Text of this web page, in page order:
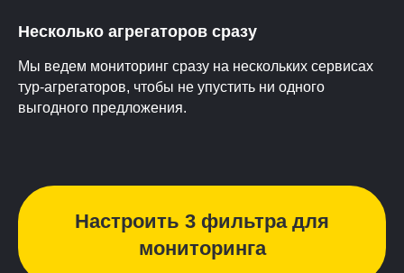
Несколько агрегаторов сразу
Мы ведем мониторинг сразу на нескольких сервисах
тур-агрегаторов, чтобы не упустить ни одного
выгодного предложения.
Настроить 3 фильтра для
мониторинга